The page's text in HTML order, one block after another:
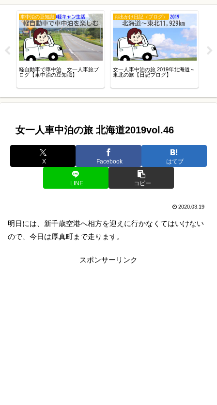
車中泊の豆知識
軽自動車で車中泊 女一人車旅ブ
ログ【車中泊の豆知識】
お出かけ日記（ブログ）
女一人車中泊の旅 2019年北海道～
東北の旅【日記ブログ】
女一人車中泊の旅 北海道2019vol.46
X Facebook はてブ
LINE コピー
2020.03.19
明日には、新千歳空港へ相方を迎えに行かなくてはいけない
ので、今日は厚真町まで走ります。
スポンサーリンク